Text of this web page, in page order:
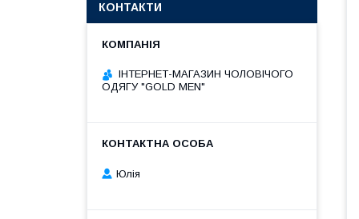
КОНТАКТИ
ІНТЕРНЕТ-МАГАЗИН ЧОЛОВІЧОГО
ОДЯГУ "GOLD MEN"
Юлія